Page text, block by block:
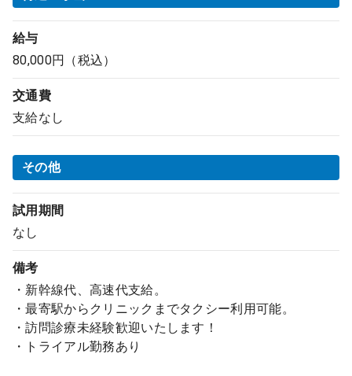
給与
80,000円（税込）
交通費
支給なし
その他
試用期間
なし
備考
・新幹線代、高速代支給。
・最寄駅からクリニックまでタクシー利用可能。
・訪問診療未経験歓迎いたします！
・トライアル勤務あり